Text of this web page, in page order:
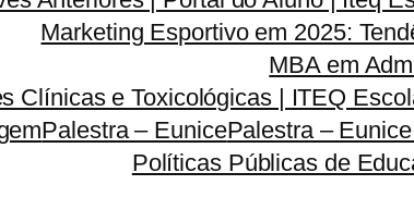
Marketing Esportivo em 2025:
MBA em
Clínicas e Toxicológicas | ITEQ
Palestra – EunicePalestra –
Políticas Públicas de